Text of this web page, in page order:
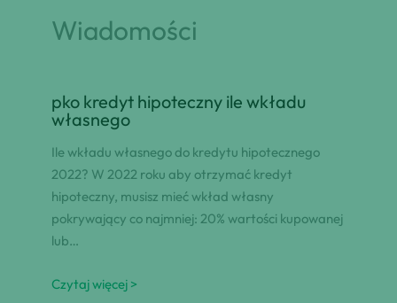
Wiadomości
pko kredyt hipoteczny ile wkładu
własnego
Ile wkładu własnego do kredytu hipotecznego
2022? W 2022 roku aby otrzymać kredyt
hipoteczny, musisz mieć wkład własny
pokrywający co najmniej: 20% wartości kupowanej
lub…
Czytaj więcej >